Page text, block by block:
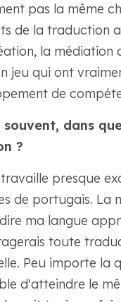
pas la même
de la traduction
la médiation
jeu qui ont
de
souvent, dans
?
presque
de portugais. La
ma langue
toute
Peu importe la
d'atteindre le